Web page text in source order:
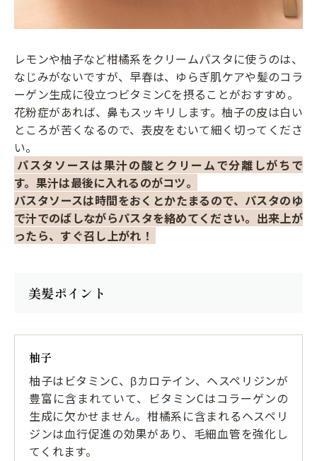
レモンや柚子など柑橘系をクリームパスタに使うのは、
なじみがないですが、早春は、ゆらぎ肌ケアや髪のコラ
ーゲン生成に役立つビタミンCを摂ることがおすすめ。
花粉症があれば、鼻もスッキリします。柚子の皮は白い
ところが苦くなるので、表皮をむいて細く切ってくださ
い。
パスタソースは果汁の酸とクリームで分離しがちで
す。果汁は最後に入れるのがコツ。
パスタソースは時間をおくとかたまるので、パスタのゆ
で汁でのばしながらパスタを絡めてください。出来上が
ったら、すぐ召し上がれ！
美髪ポイント
柚子
柚子はビタミンC、βカロテイン、ヘスペリジンが
豊富に含まれていて、ビタミンCはコラーゲンの
生成に欠かせません。柑橘系に含まれるヘスペリ
ジンは血行促進の効果があり、毛細血管を強化し
てくれます。